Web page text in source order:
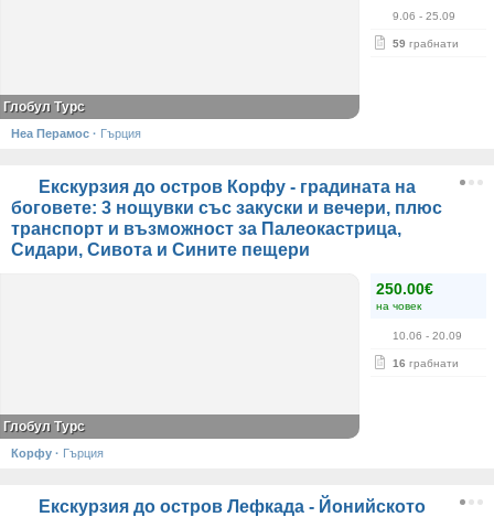
9.06 - 25.09
59 грабнати
Глобул Турс
Неа Перамос · Гърция
Екскурзия до остров Корфу - градината на
боговете: 3 нощувки със закуски и вечери, плюс
транспорт и възможност за Палеокастрица,
Сидари, Сивота и Сините пещери
250.00€
на човек
10.06 - 20.09
16 грабнати
Глобул Турс
Корфу · Гърция
Екскурзия до остров Лефкада - Йонийското